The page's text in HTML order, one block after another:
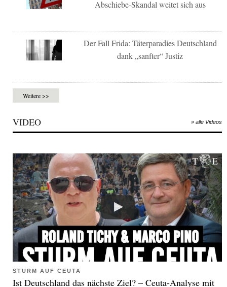
Abschiebe-Skandal weitet sich aus
Der Fall Frida: Täterparadies Deutschland
dank „sanfter“ Justiz
Weitere >>
VIDEO » alle Videos
STURM AUF CEUTA
Ist Deutschland das nächste Ziel? – Ceuta-Analyse mit